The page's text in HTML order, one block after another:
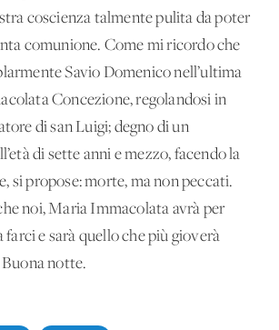
coscienza talmente pulita da poter
comunione. Come mi ricordo che
Savio Domenico nell’ultima
Concezione, regolandosi in
di san Luigi; degno di un
di sette anni e mezzo, facendo la
si propose: morte, ma non peccati.
noi, Maria Immacolata avrà per
e sarà quello che più gioverà
Buona notte.